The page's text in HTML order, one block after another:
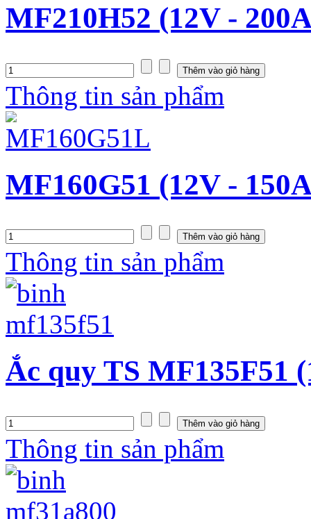
MF210H52 (12V -
Thông tin sản phẩm
MF160G51 (12V -
Thông tin sản phẩm
Ắc quy TS MF135F51
Thông tin sản phẩm